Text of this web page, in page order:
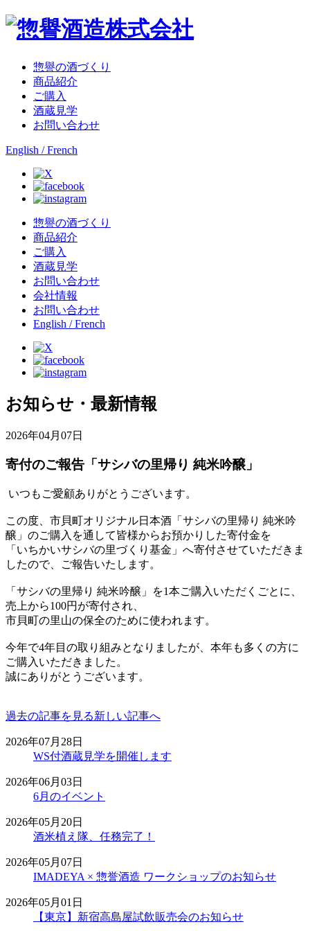
惣譽の酒づくり
商品紹介
ご購入
酒蔵見学
お問い合わせ
English / French
惣譽の酒づくり
商品紹介
ご購入
酒蔵見学
お問い合わせ
会社情報
お問い合わせ
English / French
お知らせ・最新情報
2026年04月07日
寄付のご報告「サシバの里帰り 純米吟醸」
いつもご愛顧ありがとうございます。
この度、市貝町オリジナル日本酒「サシバの里帰り 純米吟
醸」のご購入を通して皆様からお預かりした寄付金を
「いちかいサシバの里づくり基金」へ寄付させていただきま
したので、ご報告いたします。
「サシバの里帰り 純米吟醸」を1本ご購入いただくごとに、
売上から100円が寄付され、
市貝町の里山の保全のために使われます。
今年で4年目の取り組みとなりましたが、本年も多くの方に
ご購入いただきました。
誠にありがとうございます。
過去の記事を見る新しい記事へ
2026年07月28日
WS付酒蔵見学を開催します
2026年06月03日
6月のイベント
2026年05月20日
酒米植え隊、任務完了！
2026年05月07日
IMADEYA × 惣誉酒造 ワークショップのお知らせ
2026年05月01日
【東京】新宿高島屋試飲販売会のお知らせ